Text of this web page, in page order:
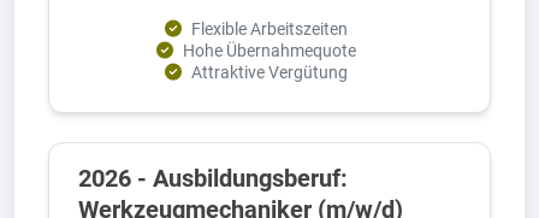
Flexible Arbeitszeiten
Hohe Übernahmequote
Attraktive Vergütung
2026 - Ausbildungsberuf:
Werkzeugmechaniker (m/w/d)